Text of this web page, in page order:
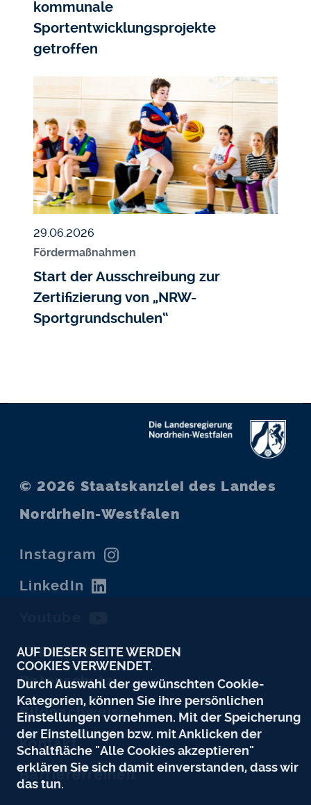
kommunale
Sportentwicklungsprojekte
getroffen
Veröffentlicht am
29.06.2026
Fördermaßnahmen
Start der Ausschreibung zur
Zertifizierung von „NRW-
Sportgrundschulen“
© 2026 Staatskanzlei des Landes
Nordrhein-Westfalen
Instagram
LinkedIn
Impressum
Datenschutz
Bildnachweise
Kontakt
Barrierefreiheit
AUF DIESER SEITE WERDEN
COOKIES VERWENDET.
Durch Auswahl der gewünschten Cookie-
Kategorien, können Sie ihre persönlichen
Einstellungen vornehmen. Mit der Speicherung
der Einstellungen bzw. mit Anklicken der
Schaltfläche "Alle Cookies akzeptieren"
erklären Sie sich damit einverstanden, dass wir
das tun.